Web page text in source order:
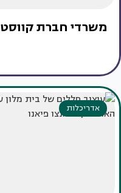
משרדי חברת קווסט
אדריכלות